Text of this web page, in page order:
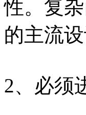
性。复
的主流设
2、必须